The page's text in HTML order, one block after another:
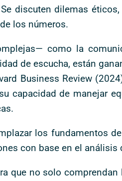
discuten dilemas
los números.
como la
de escucha, están
Business Review
capacidad de manejar
los fundamentos
con base en el análisis
que no solo